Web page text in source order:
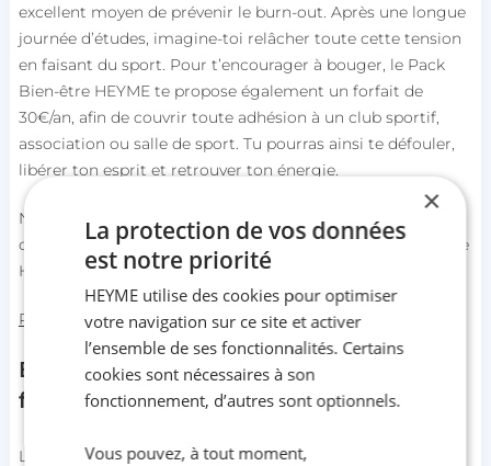
excellent moyen de prévenir le burn-out. Après une longue
journée d’études, imagine-toi relâcher toute cette tension
en faisant du sport. Pour t’encourager à bouger, le Pack
Bien-être HEYME te propose également un forfait de
30€/an, afin de couvrir toute adhésion à un club sportif,
association ou salle de sport. Tu pourras ainsi te défouler,
libérer ton esprit et retrouver ton énergie.
Ne laisse pas le burn-out étudiant
s’installer et prendre le
contrôle de ta vie ! Prends soin de toi et profite de l’offre de
HEYME pour retrouver ton équilibre.
Pack Bien-être HEYME
Burn-out étudiant : comment réagir
face à l’épuisement ?
Le burn-out étudiant s’installe de manière insidieuse à
×
La protection de vos données
est notre priorité
HEYME utilise des cookies pour optimiser
votre navigation sur ce site et activer
l’ensemble de ses fonctionnalités. Certains
cookies sont nécessaires à son
fonctionnement, d’autres sont optionnels.
Vous pouvez, à tout moment,